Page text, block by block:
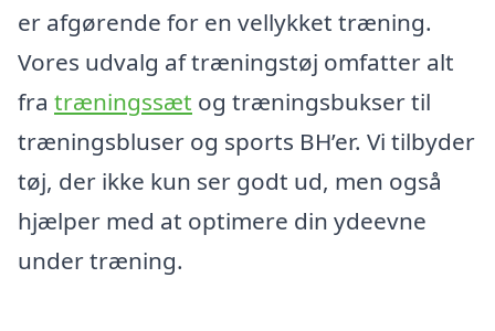
er afgørende for en vellykket træning.
Vores udvalg af træningstøj omfatter alt
fra træningssæt og træningsbukser til
træningsbluser og sports BH’er. Vi tilbyder
tøj, der ikke kun ser godt ud, men også
hjælper med at optimere din ydeevne
under træning.